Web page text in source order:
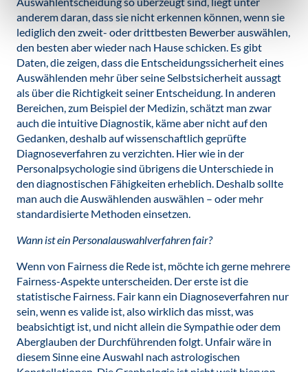
anderem daran, dass sie nicht erkennen können, wenn sie
lediglich den zweit- oder drittbesten Bewerber auswählen,
den besten aber wieder nach Hause schicken. Es gibt
Daten, die zeigen, dass die Entscheidungssicherheit eines
Auswählenden mehr über seine Selbstsicherheit aussagt
als über die Richtigkeit seiner Entscheidung. In anderen
Bereichen, zum Beispiel der Medizin, schätzt man zwar
auch die intuitive Diagnostik, käme aber nicht auf den
Gedanken, deshalb auf wissenschaftlich geprüfte
Diagnoseverfahren zu verzichten. Hier wie in der
Personalpsychologie sind übrigens die Unterschiede in
den diagnostischen Fähigkeiten erheblich. Deshalb sollte
man auch die Auswählenden auswählen – oder mehr
standardisierte Methoden einsetzen.
Wann ist ein Personalauswahlverfahren fair?
Wenn von Fairness die Rede ist, möchte ich gerne mehrere
Fairness-Aspekte unterscheiden. Der erste ist die
statistische Fairness. Fair kann ein Diagnoseverfahren nur
sein, wenn es valide ist, also wirklich das misst, was
beabsichtigt ist, und nicht allein die Sympathie oder dem
Aberglauben der Durchführenden folgt. Unfair wäre in
diesem Sinne eine Auswahl nach astrologischen